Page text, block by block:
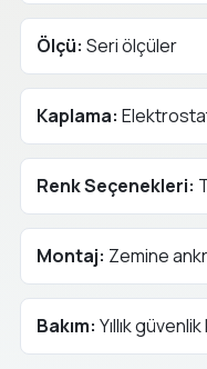
Ölçü: Seri ölçüler
Kaplama:
Renk Seçenekleri:
Montaj: Zemine
Bakım: Yıllık